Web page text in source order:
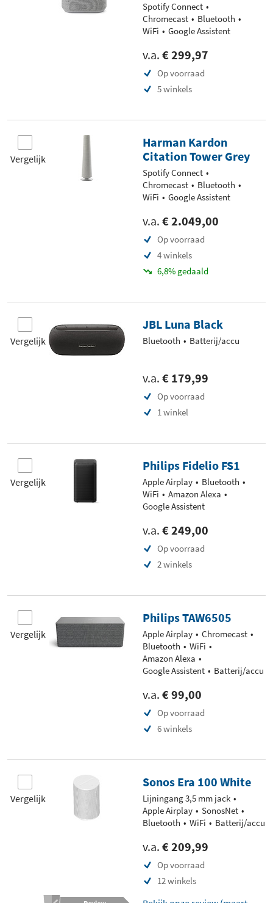
Spotify Connect
Chromecast
Bluetooth
WiFi
Google Assistent
v.a. € 299,97
Op voorraad
5 winkels
Vergelijk
Harman Kardon
Citation Tower Grey
Spotify Connect
Chromecast
Bluetooth
WiFi
Google Assistent
v.a. € 2.049,00
Op voorraad
4 winkels
6,8% gedaald
Vergelijk
JBL Luna Black
Bluetooth Batterij/accu
v.a. € 179,99
Op voorraad
1 winkel
Vergelijk
Philips Fidelio FS1
Apple Airplay
Bluetooth
WiFi
Amazon Alexa
Google Assistent
v.a. € 249,00
Op voorraad
2 winkels
Vergelijk
Philips TAW6505
Apple Airplay
Chromecast
Bluetooth
WiFi
Amazon Alexa
Google Assistent
Batterij/accu
v.a. € 99,00
Op voorraad
6 winkels
Vergelijk
Sonos Era 100 White
Lijningang 3,5 mm jack
Apple Airplay
SonosNet
Bluetooth
WiFi Batterij/accu
v.a. € 209,99
Op voorraad
12 winkels